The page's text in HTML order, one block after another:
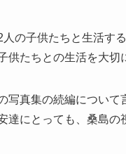
の子供たちと生活す
供たちとの生活を大切
写真集の続編につい
達にとっても、桑島